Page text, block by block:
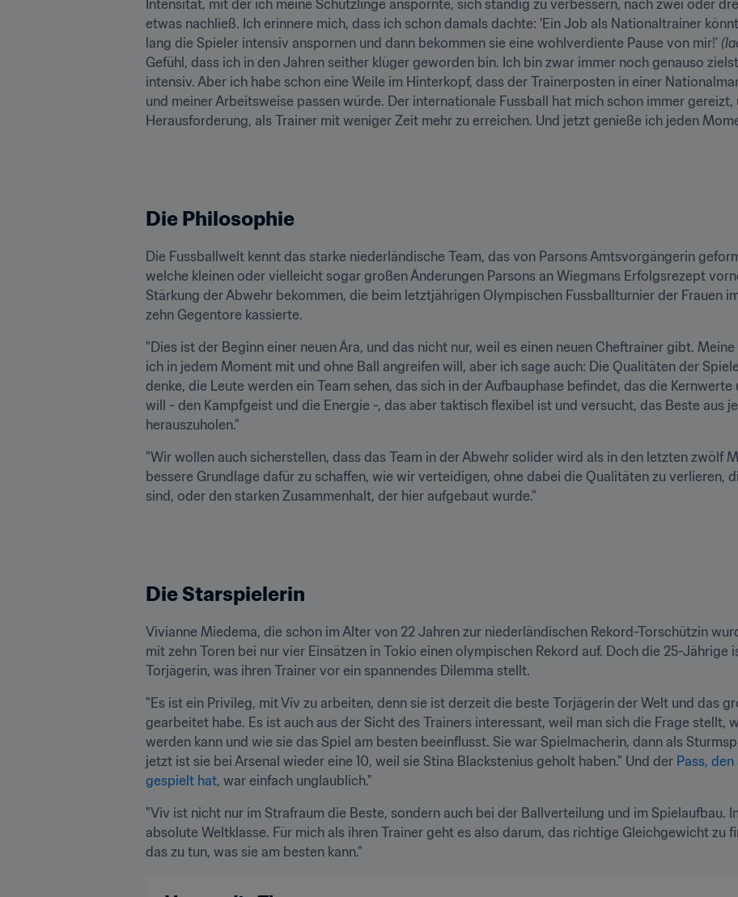
Intensität, mit der ich meine Schützlinge anspornte, sich ständig zu verbessern, nach zwei oder
etwas nachließ. Ich erinnere mich, dass ich schon damals dachte: 'Ein Job als Nationaltrainer
lang die Spieler intensiv anspornen und dann bekommen sie eine wohlverdiente Pause von mir!'
Gefühl, dass ich in den Jahren seither klüger geworden bin. Ich bin zwar immer noch genauso
intensiv. Aber ich habe schon eine Weile im Hinterkopf, dass der Trainerposten in einer
und meiner Arbeitsweise passen würde. Der internationale Fussball hat mich schon immer
Herausforderung, als Trainer mit weniger Zeit mehr zu erreichen. Und jetzt genieße ich jeden
Die Philosophie
Die Fussballwelt kennt das starke niederländische Team, das von Parsons Amtsvorgängerin
welche kleinen oder vielleicht sogar großen Änderungen Parsons an Wiegmans Erfolgsrezept
Stärkung der Abwehr bekommen, die beim letztjährigen Olympischen Fussballturnier der Frauen
zehn Gegentore kassierte.
"Dies ist der Beginn einer neuen Ära, und das nicht nur, weil es einen neuen Cheftrainer gibt.
ich in jedem Moment mit und ohne Ball angreifen will, aber ich sage auch: Die Qualitäten der
denke, die Leute werden ein Team sehen, das sich in der Aufbauphase befindet, das die
will - den Kampfgeist und die Energie -, das aber taktisch flexibel ist und versucht, das Beste aus
herauszuholen."
"Wir wollen auch sicherstellen, dass das Team in der Abwehr solider wird als in den letzten zwölf
bessere Grundlage dafür zu schaffen, wie wir verteidigen, ohne dabei die Qualitäten zu verlieren,
Die Starspielerin
Vivianne Miedema, die schon im Alter von 22 Jahren zur niederländischen Rekord-Torschützin
mit zehn Toren bei nur vier Einsätzen in Tokio einen olympischen Rekord auf. Doch die 25-Jährige
Torjägerin, was ihren Trainer vor ein spannendes Dilemma stellt.
"Es ist ein Privileg, mit Viv zu arbeiten, denn sie ist derzeit die beste Torjägerin der Welt und das
gearbeitet habe. Es ist auch aus der Sicht des Trainers interessant, weil man sich die Frage stellt,
werden kann und wie sie das Spiel am besten beeinflusst. Sie war Spielmacherin, dann als
jetzt ist sie bei Arsenal wieder eine 10, weil sie Stina Blackstenius geholt haben." Und der Pass,
gespielt hat, war einfach unglaublich."
"Viv ist nicht nur im Strafraum die Beste, sondern auch bei der Ballverteilung und im Spielaufbau.
absolute Weltklasse. Für mich als ihren Trainer geht es also darum, das richtige Gleichgewicht zu
das zu tun, was sie am besten kann."